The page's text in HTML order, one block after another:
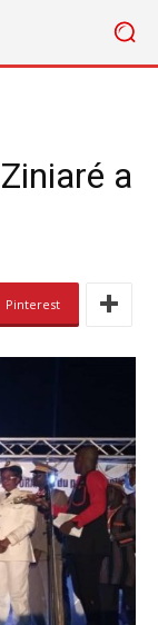
a
Pinterest